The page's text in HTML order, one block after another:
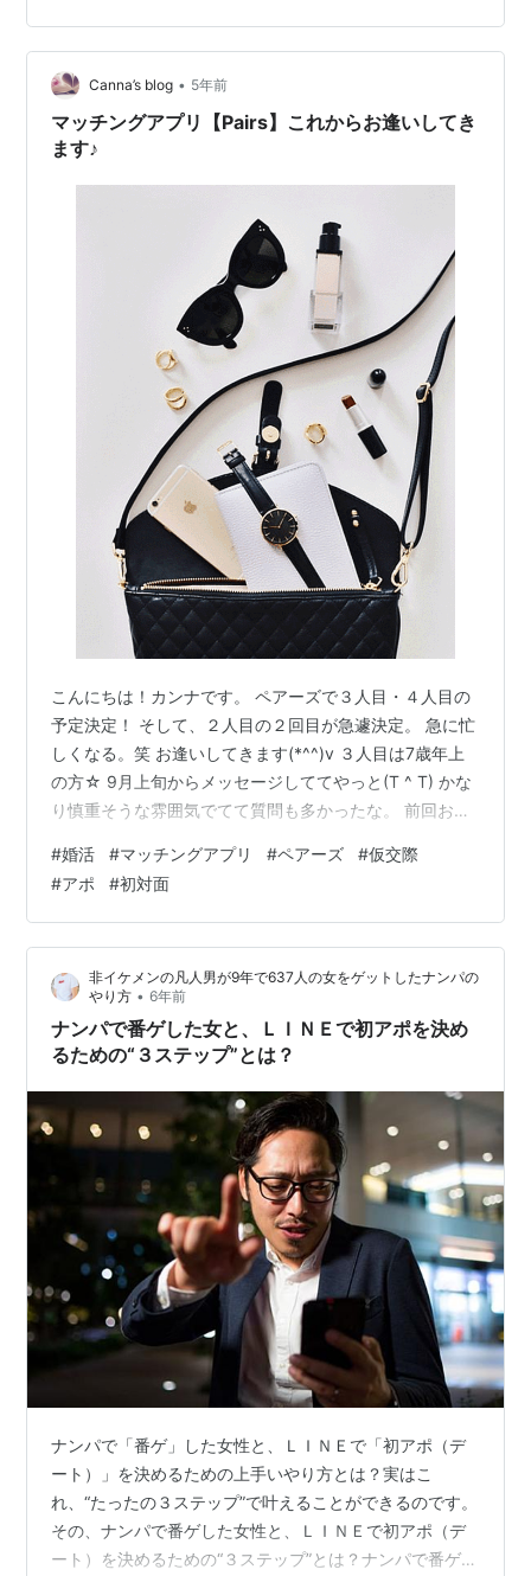
Canna’s blog • 5年前
マッチングアプリ【Pairs】これからお逢いしてき
ます♪
こんにちは！カンナです。 ペアーズで３人目・４人目の
予定決定！ そして、２人目の２回目が急遽決定。 急に忙
しくなる。笑 お逢いしてきます(*^^)v ３人目は7歳年上
の方☆ 9月上旬からメッセージしててやっと(T ^ T) かな
り慎重そうな雰囲気でてて質問も多かったな。 前回お逢
く・・・笑 「お前の物は俺の物、俺の物も俺の物」とま
ではいかないと思いますが 私の予定に合わせて！ 私の友
達との予定は聞くな！ って感じだったみたい。 友達との
予定や行く場所を彼に話せない。ってどんな場合なんで
しょう。 やましいことがあるからなのかな。 とりあえ
ず、良い…
#婚活 #マッチングアプリ #ペアーズ #仮交際
#アポ #初対面
非イケメンの凡人男が9年で637人の女をゲットしたナンパの
やり方 • 6年前
ナンパで番ゲした女と、ＬＩＮＥで初アポを決め
るための“３ステップ”とは？
ナンパで「番ゲ」した女性と、ＬＩＮＥで「初アポ（デ
ート）」を決めるための上手いやり方とは？実はこ
れ、“たったの３ステップ”で叶えることができるのです。
その、ナンパで番ゲした女性と、ＬＩＮＥで初アポ（デ
ート）を決めるための“３ステップ”とは？ナンパで番ゲし